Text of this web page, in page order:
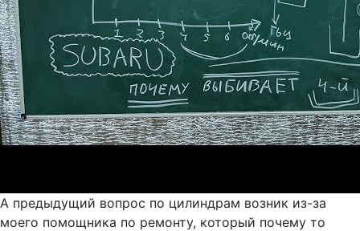
А предыдущий вопрос по цилиндрам возник из-за
моего помощника по ремонту, который почему то